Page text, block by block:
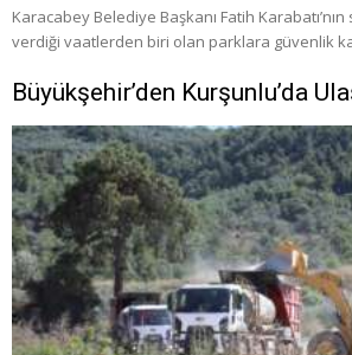
Karacabey Belediye Başkanı Fatih
verdiği vaatlerden biri olan parklara güvenlik
Büyükşehir’den Kurşunlu’da